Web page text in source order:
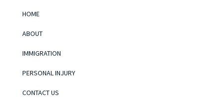
HOME
ABOUT
IMMIGRATION
PERSONAL INJURY
CONTACT US